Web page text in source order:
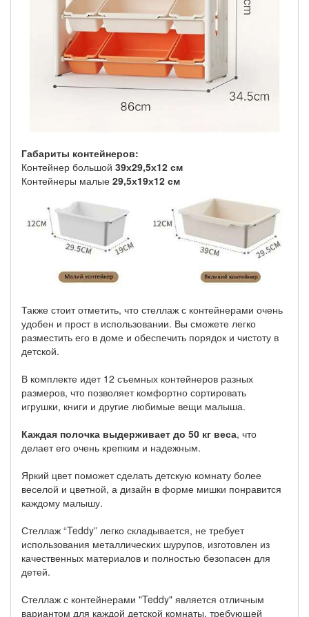
Габариты контейнеров:
Контейнер большой 39х29,5х12 см
Контейнеры малые 29,5х19х12 см
Также стоит отметить, что стеллаж с контейнерами очень
удобен и прост в использовании. Вы сможете легко
разместить его в доме и обеспечить порядок и чистоту в
детской.
В комплекте идет 12 съемных контейнеров разных
размеров, что позволяет комфортно сортировать
игрушки, книги и другие любимые вещи малыша.
Каждая полочка выдерживает до 50 кг веса, что
делает его очень крепким и надежным.
Яркий цвет поможет сделать детскую комнату более
веселой и цветной, а дизайн в форме мишки понравится
каждому малышу.
Стеллаж “Teddy” легко складывается, не требует
использования металлических шурупов, изготовлен из
качественных материалов и полностью безопасен для
детей.
Стеллаж с контейнерами "Teddy" является отличным
вариантом для каждой детской комнаты, требующей